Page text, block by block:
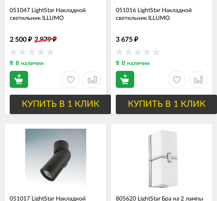
051047 LightStar Накладной
светильник ILLUMO
2 500 ₽ 2 979₽
В наличии
КУПИТЬ В 1 КЛИК
051016 LightStar Накладной
светильник ILLUMO
3 675 ₽
В наличии
КУПИТЬ В 1 КЛИК
051017 LightStar Накладной
805620 LightStar Бра на 2 лампы